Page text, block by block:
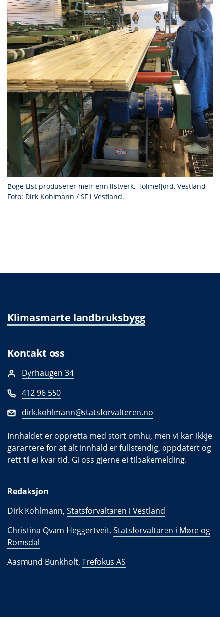
Boge List produserer meir enn listverk, Holmefjord, Vestland
Foto: Dirk Kohlmann / SF i Vestland.
Klimasmarte landbruksbygg
Kontakt oss
Dyrhaugen 34
412 96 550
dirk.kohlmann@statsforvalteren.no
Innhaldet er oppretta med stort omhu, men vi kan ikkje
garantere for at alt innhald er fullstendig, oppdatert og
rett til ei kvar tid. Gi oss gjerne ei tilbakemelding.
Redaksjon
Dirk Kohlmann, Statsforvaltaren i Vestland
Christina Qvam Heggertveit, Statsforvaltaren i Møre og
Romsdal
Aasmund Bunkholt, Trefokus AS